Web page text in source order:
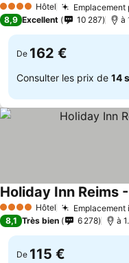
4 Étoiles Hôtel
8,9 Excellent 10 287 à
De 162 €
Consulter les prix de 14
4 Étoiles Hôtel Emplacement
Holiday Inn Reims
8,1 Très bien 6 278 à
De 115 €